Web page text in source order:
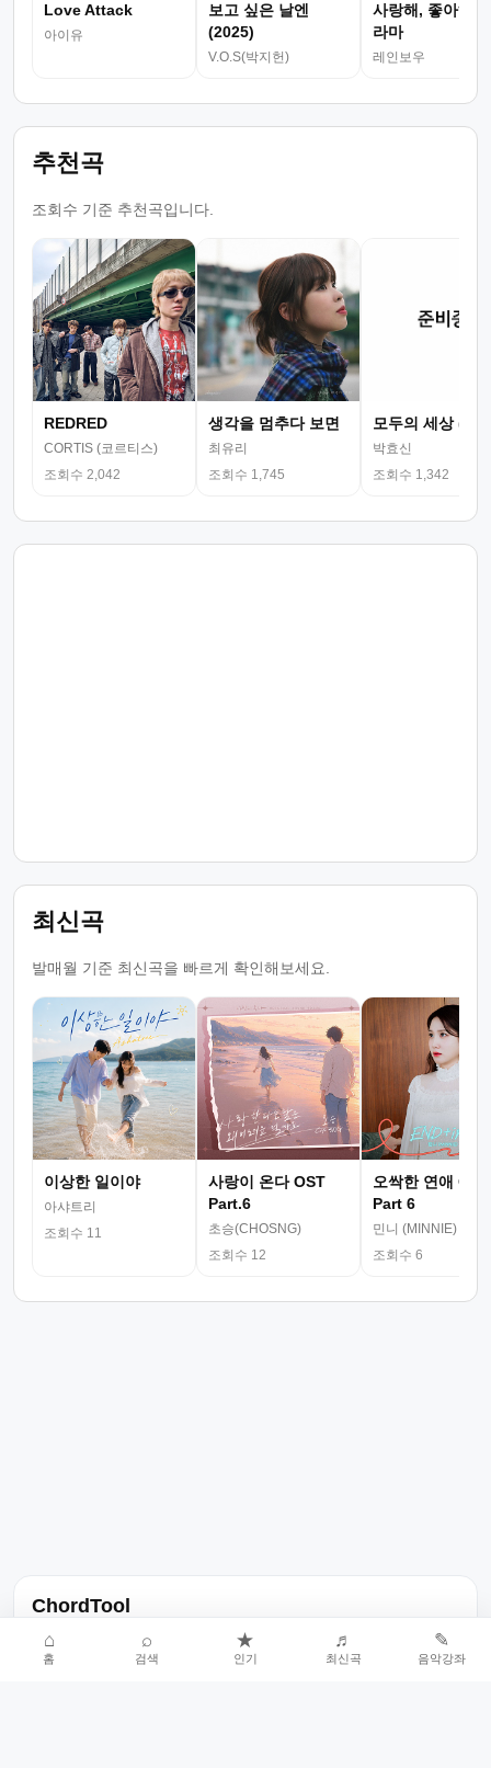
Love Attack
아이유
보고 싶은 날엔
(2025)
V.O.S(박지헌)
사랑해, 좋아해 (
라마
레인보우
추천곡
조회수 기준 추천곡입니다.
REDRED
CORTIS (코르티스)
조회수 2,042
생각을 멈추다 보면
최유리
조회수 1,745
모두의 세상 (뮤
박효신
조회수 1,342
최신곡
발매월 기준 최신곡을 빠르게 확인해보세요.
이상한 일이야
아샤트리
조회수 11
사랑이 온다 OST
Part.6
초승(CHOSNG)
조회수 12
오싹한 연애 OST
Part 6
민니 (MINNIE)
조회수 6
ChordTool
노래 가사, 곡 정보, 코드, 악보를 한곳에서 찾을 수 있는 음악 정보
서비스입니다.
⌂
홈
⌕
검색
★
인기
♬
최신곡
✎
음악강좌